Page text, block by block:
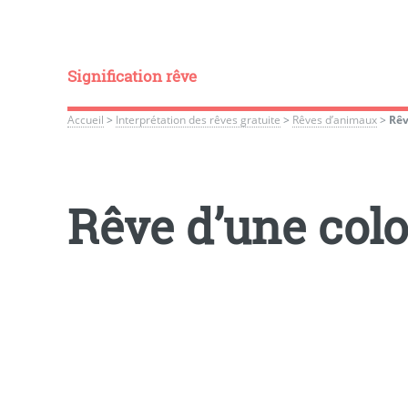
Signification rêve
Accueil > Interprétation des rêves gratuite > Rêves d’animaux>
Rêve d’une